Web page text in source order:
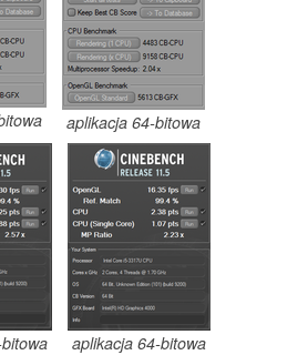
aplikacja 64-bitowa
aplikacja 64-bitowa